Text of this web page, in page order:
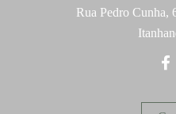
Rua Pedro Cunha,